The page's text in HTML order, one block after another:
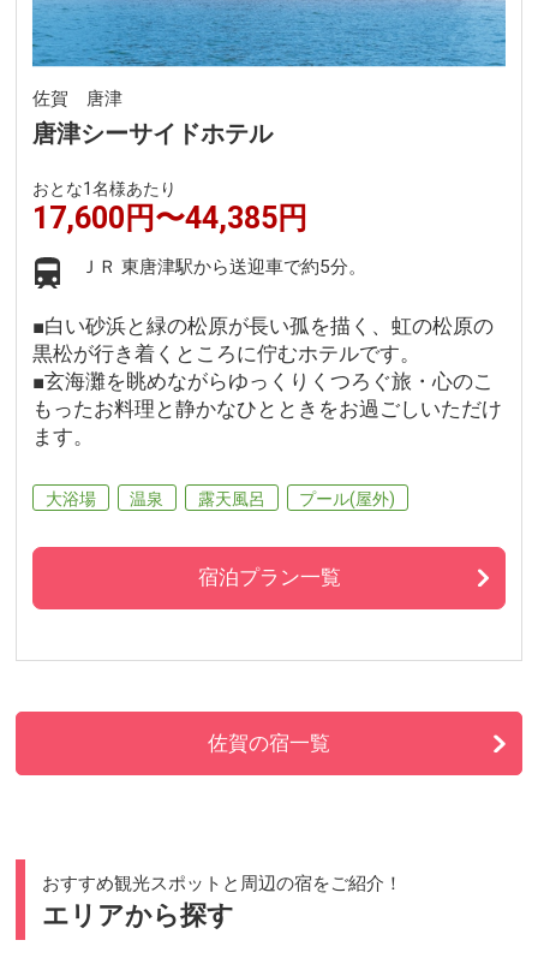
佐賀 唐津
唐津シーサイドホテル
おとな1名様あたり
17,600円〜44,385円
ＪＲ 東唐津駅から送迎車で約5分。
■白い砂浜と緑の松原が長い孤を描く、虹の松原の
黒松が行き着くところに佇むホテルです。
■玄海灘を眺めながらゆっくりくつろぐ旅・心のこ
もったお料理と静かなひとときをお過ごしいただけ
ます。
大浴場 温泉 露天風呂 プール(屋外)
宿泊プラン一覧
佐賀の宿一覧
おすすめ観光スポットと周辺の宿をご紹介！
エリアから探す